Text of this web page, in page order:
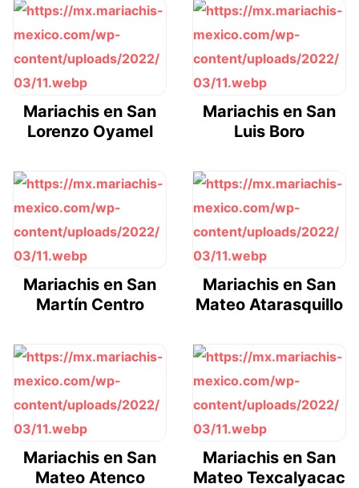
Mariachis en San
Lorenzo Oyamel
Mariachis en San
Luis Boro
Mariachis en San
Martín Centro
Mariachis en San
Mateo Atarasquillo
Mariachis en San
Mateo Atenco
Mariachis en San
Mateo Texcalyacac